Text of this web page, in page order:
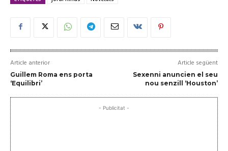
Article anterior
Guillem Roma ens porta
‘Equilibri’
Article següent
Sexenni anuncien el seu
nou senzill ‘Houston’
- Publicitat -